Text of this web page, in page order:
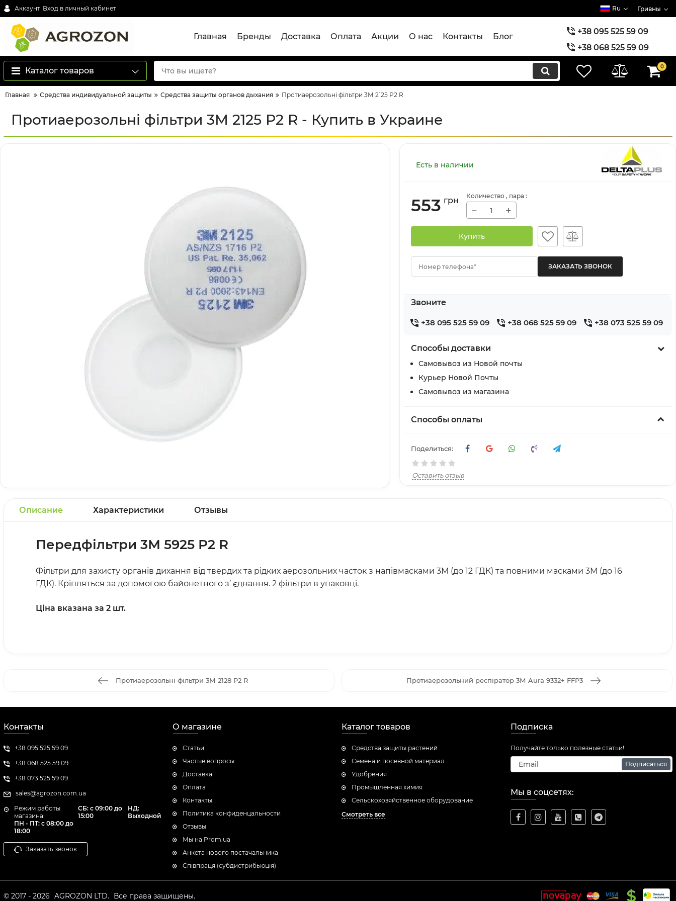
Аккаунт Вход в личный кабинет Ru Гривны
Главная Бренды Доставка Оплата Акции О нас Контакты Блог
+38 095 525 59 09
+38 068 525 59 09
+38 073 525 59 09
Каталог товаров 0
Главная Средства индивидуальной защиты Средства защиты органов дыхания Протиаерозольні фільтри 3М 2125 Р2 R
Протиаерозольні фільтри 3М 2125 Р2 R - Купить в Украине
Есть в наличии
553 грн Количество , пара :
− +
Купить
Номер телефона*
Звоните
+38 095 525 59 09 +38 068 525 59 09 +38 073 525 59 09
Способы доставки
Самовывоз из Новой почты
Курьер Новой Почты
Самовывоз из магазина
Способы оплаты
Поделиться:
Оставить отзыв
Описание Характеристики Отзывы
Передфільтри 3М 5925 Р2 R
Фільтри для захисту органів дихання від твердих та рідких аерозольних часток з напівмасками 3М (до 12 ГДК) та повними масками 3М (до 16
ГДК). Кріпляться за допомогою байонетного з’ єднання. 2 фільтри в упаковці.
Ціна вказана за 2 шт.
Протиаерозольні фільтри 3М 2128 Р2 R Протиаерозольний респіратор 3М Aura 9332+ FFP3
Контакты
+38 095 525 59 09
+38 068 525 59 09
+38 073 525 59 09
sales@agrozon.com.ua
Режим работы
магазина:
ПН - ПТ: с 08:00 до
18:00
СБ: с 09:00 до
15:00
НД:
Выходной
Заказать звонок
О магазине
Статьи
Частые вопросы
Доставка
Оплата
Контакты
Политика конфиденцальности
Отзывы
Мы на Prom.ua
Анкета нового постачальника
Співпраця (субдистрибьюція)
Каталог товаров
Средства защиты растений
Семена и посевной материал
Удобрения
Промышленная химия
Сельскохозяйственное оборудование
Смотреть все
Подписка
Получайте только полезные статьи!
Подписаться
Мы в соцсетях:
© 2017 - 2026 AGROZON LTD. Все права защищены.